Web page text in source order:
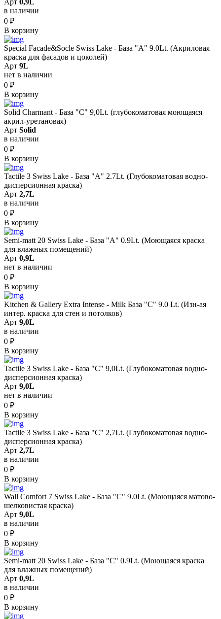
в наличии
0 ₽
В корзину
Special Facade&Socle Swiss Lake - База "A" 9.0Lt. (Акриловая
краска для фасадов и цоколей)
Арт 9L
нет в наличии
0 ₽
В корзину
Solid Сharmant - База "С" 9,0Lt. (глубокоматовая моющаяся
акрил-уретановая)
Арт Solid
в наличии
0 ₽
В корзину
Tactile 3 Swiss Lake - База "A" 2.7Lt. (Глубокоматовая водно-
дисперсионная краска)
Арт 2,7L
в наличии
0 ₽
В корзину
Semi-matt 20 Swiss Lake - База "A" 0.9Lt. (Моющаяся краска
для влажных помещений)
Арт 0,9L
нет в наличии
0 ₽
В корзину
Kitchen & Gallery Extra Intense - Milk База "C" 9.0 Lt. (Изн-ая
интер. краска для стен и потолков)
Арт 9,0L
в наличии
0 ₽
В корзину
Tactile 3 Swiss Lake - База "C" 9,0Lt. (Глубокоматовая водно-
дисперсионная краска)
Арт 9,0L
нет в наличии
0 ₽
В корзину
Tactile 3 Swiss Lake - База "C" 2,7Lt. (Глубокоматовая водно-
дисперсионная краска)
Арт 2,7L
в наличии
0 ₽
В корзину
Wall Comfort 7 Swiss Lake - База "C" 9.0Lt. (Моющаяся матово-
шелковистая краска)
Арт 9,0L
в наличии
0 ₽
В корзину
Semi-matt 20 Swiss Lake - База "C" 0.9Lt. (Моющаяся краска
для влажных помещений)
Арт 0,9L
в наличии
0 ₽
В корзину